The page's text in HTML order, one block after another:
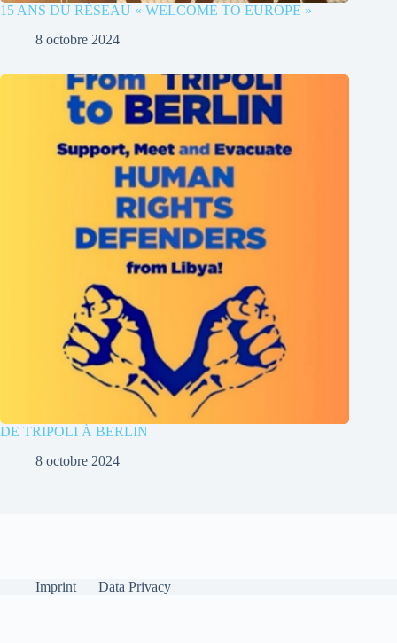
15 ANS DU RÉSEAU « WELCOME TO EUROPE »
8 octobre 2024
DE TRIPOLI À BERLIN
8 octobre 2024
Imprint
Data Privacy